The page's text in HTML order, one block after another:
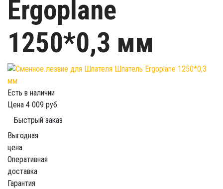
Ergoplane
1250*0,3 мм
Есть в наличии
Цена 4 009 руб.
Быстрый заказ
Выгодная
цена
Оперативная
доставка
Гарантия